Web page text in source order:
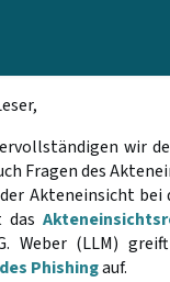
wir
Fragen des
Akteneinsicht bei
das
Weber (LLM)
Phishingauf.